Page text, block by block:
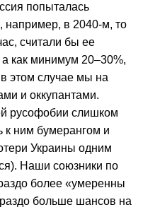
попыталась
например, в 2040-м, то
считали бы ее
как минимум 20–30%,
этом случае мы на
и оккупантами.
русофобии слишком
к ним бумерангом и
Украины одним
Наши союзники по
более «умеренны
больше шансов на